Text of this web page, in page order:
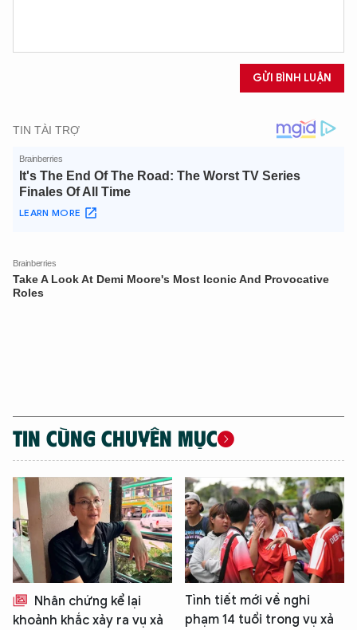
GỬI BÌNH LUẬN
TIN CÙNG CHUYÊN MỤC
Nhân chứng kể lại
khoảnh khắc xảy ra vụ xả
Tình tiết mới về nghi
phạm 14 tuổi trong vụ xả